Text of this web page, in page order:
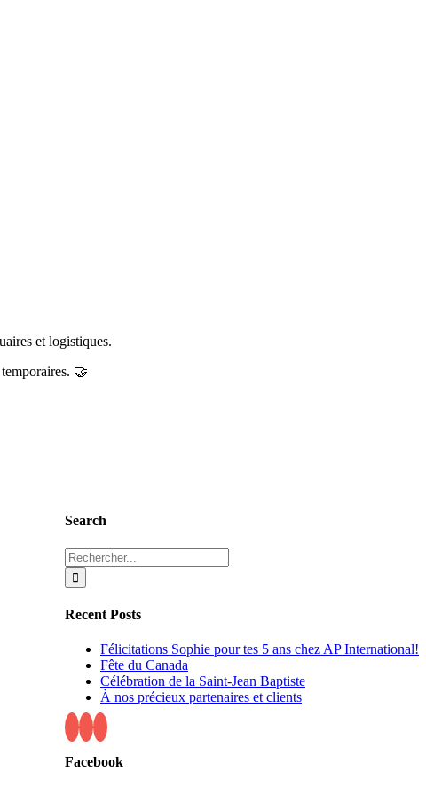
et logistiques.
🤝
Search
Rechercher:
Recent Posts
Félicitations Sophie pour tes 5 ans chez AP International!
Fête du Canada
Célébration de la Saint-Jean Baptiste
À nos précieux partenaires et clients
Facebook